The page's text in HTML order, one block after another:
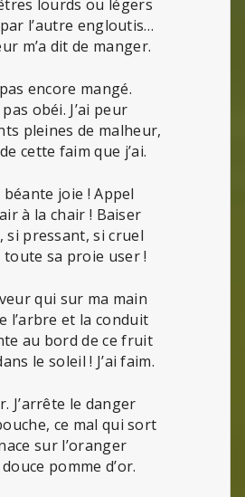
lourds ou légers
l’autre engloutis…
m’a dit de manger.
pas encore mangé.
pas obéi. J’ai peur
pleines de malheur,
cette faim que j’ai.
béante joie ! Appel
à la chair ! Baiser
si pressant, si cruel
toute sa proie user !
qui sur ma main
l’arbre et la conduit
au bord de ce fruit
le soleil ! J’ai faim.
J’arrête le danger
ce mal qui sort
sur l’oranger
pomme d’or.